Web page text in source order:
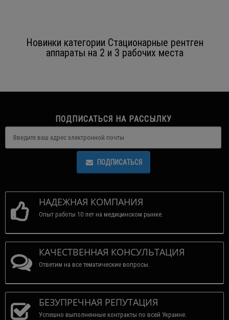
Новинки категории Стационарные рентген
аппараты на 2 и 3 рабочих места
ПОДПИСАТЬСЯ НА РАССЫЛКУ
ПОДПИСАТЬСЯ
НАДЕЖНАЯ КОМПАНИЯ
Опыт работы 10 лет на медицинском рынке.
КАЧЕСТВЕННАЯ КОНСУЛЬТАЦИЯ
Ответим на все тематические вопросы.
БЕЗУПРЕЧНАЯ РЕПУТАЦИЯ
Успешно выполненные контракты по всей Украине.